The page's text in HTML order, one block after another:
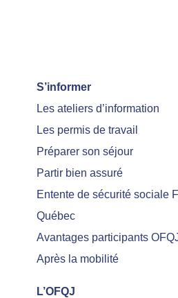
S’informer
Les ateliers d’information
Les permis de travail
Préparer son séjour
Partir bien assuré
Entente de sécurité sociale
Québec
Avantages participants
Après la mobilité
L’OFQJ